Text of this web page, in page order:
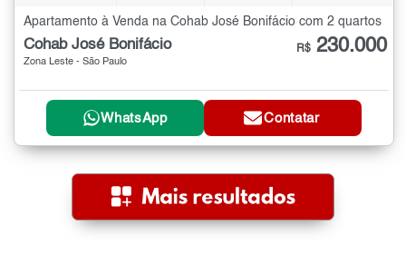
Apartamento à Venda na Cohab José Bonifácio com 2 quartos
Cohab José Bonifácio
Zona Leste - São Paulo
R$ 230.000
WhatsApp Contatar